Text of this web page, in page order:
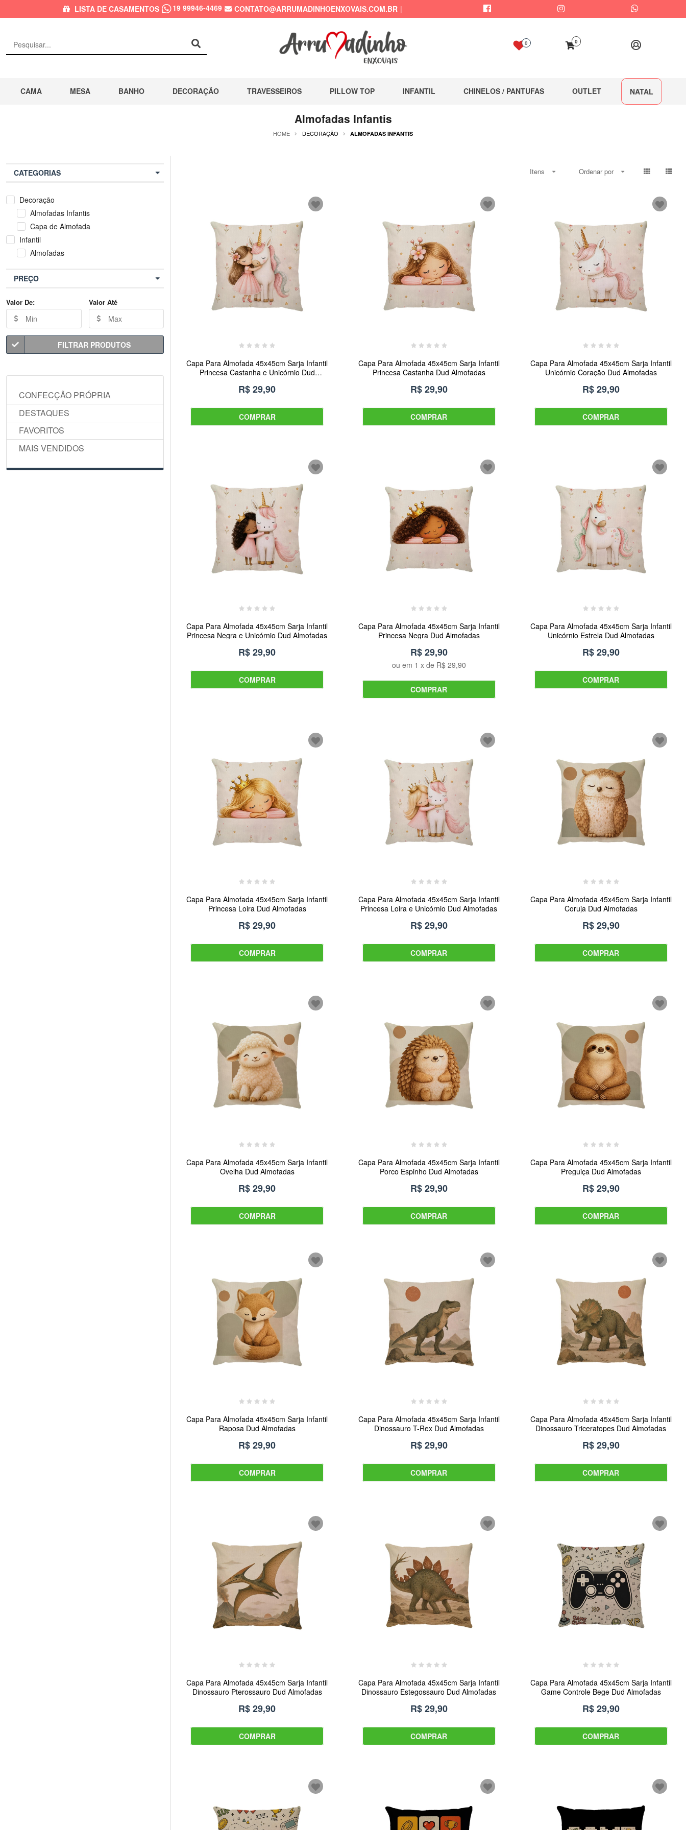
LISTA DE CASAMENTOS 19 99946-4469 CONTATO@ARRUMADINHOENXOVAIS.COM.BR
0 0
CAMA MESA BANHO DECORAÇÃO TRAVESSEIROS PILLOW TOP INFANTIL CHINELOS / PANTUFAS OUTLET NATAL
Almofadas Infantis
HOME DECORAÇÃO ALMOFADAS INFANTIS
CATEGORIAS
Decoração
Almofadas Infantis
Capa de Almofada
Infantil
Almofadas
PREÇO
Valor De: Valor Até
FILTRAR PRODUTOS
CONFECÇÃO PRÓPRIA
DESTAQUES
FAVORITOS
MAIS VENDIDOS
Itens Ordenar por
Capa Para Almofada 45x45cm Sarja Infantil
Princesa Castanha e Unicórnio Dud
R$ 29,90
COMPRAR
Capa Para Almofada 45x45cm Sarja Infantil
Princesa Castanha Dud Almofadas
R$ 29,90
COMPRAR
Capa Para Almofada 45x45cm Sarja Infantil
Unicórnio Coração Dud Almofadas
R$ 29,90
COMPRAR
Capa Para Almofada 45x45cm Sarja Infantil
Princesa Negra e Unicórnio Dud Almofadas
R$ 29,90
COMPRAR
Capa Para Almofada 45x45cm Sarja Infantil
Princesa Negra Dud Almofadas
R$ 29,90
ou em 1 x de R$ 29,90
COMPRAR
Capa Para Almofada 45x45cm Sarja Infantil
Unicórnio Estrela Dud Almofadas
R$ 29,90
COMPRAR
Capa Para Almofada 45x45cm Sarja Infantil
Princesa Loira Dud Almofadas
R$ 29,90
COMPRAR
Capa Para Almofada 45x45cm Sarja Infantil
Princesa Loira e Unicórnio Dud Almofadas
R$ 29,90
COMPRAR
Capa Para Almofada 45x45cm Sarja Infantil
Coruja Dud Almofadas
R$ 29,90
COMPRAR
Capa Para Almofada 45x45cm Sarja Infantil
Ovelha Dud Almofadas
R$ 29,90
COMPRAR
Capa Para Almofada 45x45cm Sarja Infantil
Porco Espinho Dud Almofadas
R$ 29,90
COMPRAR
Capa Para Almofada 45x45cm Sarja Infantil
Preguiça Dud Almofadas
R$ 29,90
COMPRAR
Capa Para Almofada 45x45cm Sarja Infantil
Raposa Dud Almofadas
R$ 29,90
COMPRAR
Capa Para Almofada 45x45cm Sarja Infantil
Dinossauro T-Rex Dud Almofadas
R$ 29,90
COMPRAR
Capa Para Almofada 45x45cm Sarja Infantil
Dinossauro Triceratopes Dud Almofadas
R$ 29,90
COMPRAR
Capa Para Almofada 45x45cm Sarja Infantil
Dinossauro Pterossauro Dud Almofadas
R$ 29,90
COMPRAR
Capa Para Almofada 45x45cm Sarja Infantil
Dinossauro Estegossauro Dud Almofadas
R$ 29,90
COMPRAR
Capa Para Almofada 45x45cm Sarja Infantil
Game Controle Bege Dud Almofadas
R$ 29,90
COMPRAR